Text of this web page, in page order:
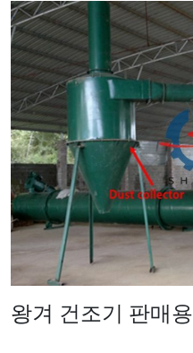
왕겨 건조기 판매용